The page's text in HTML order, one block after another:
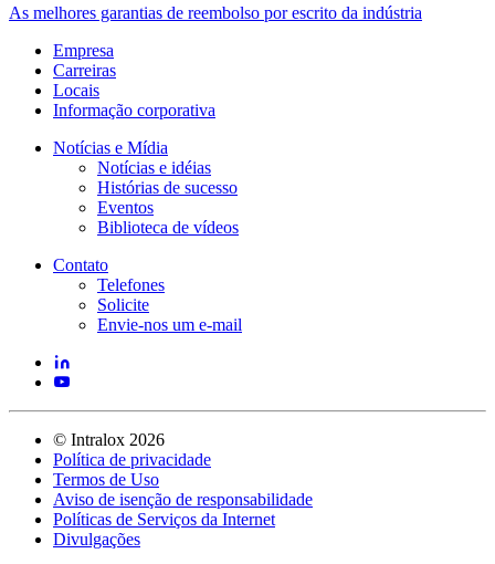
As melhores garantias de reembolso por escrito da indústria
Empresa
Carreiras
Locais
Informação corporativa
Notícias e Mídia
Notícias e idéias
Histórias de sucesso
Eventos
Biblioteca de vídeos
Contato
Telefones
Solicite
Envie-nos um e-mail
© Intralox 2026
Política de privacidade
Termos de Uso
Aviso de isenção de responsabilidade
Políticas de Serviços da Internet
Divulgações